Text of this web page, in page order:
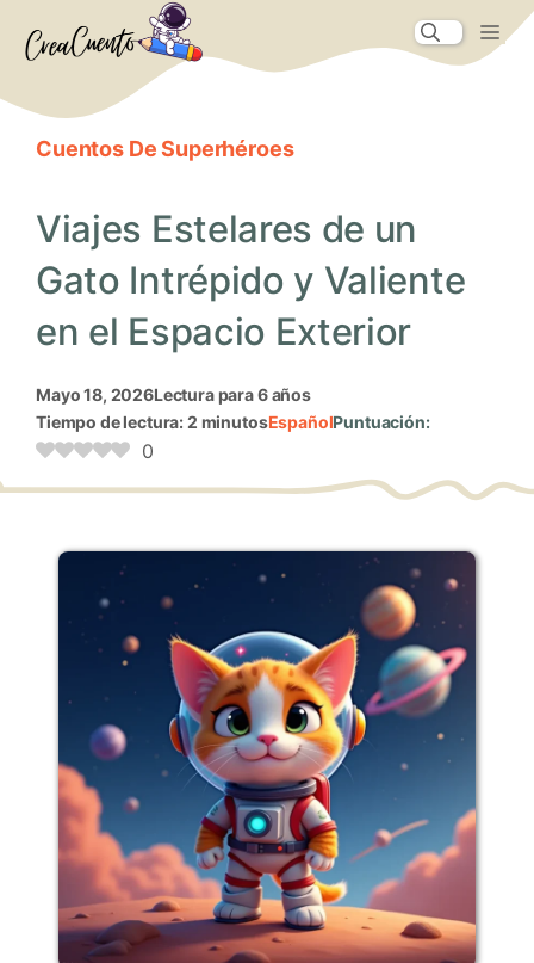
Cuentos De Superhéroes
Viajes Estelares de un
Gato Intrépido y Valiente
en el Espacio Exterior
mayo 18, 2026Lectura para 6 años
Tiempo de lectura: 2 minutosEspañolPuntuación:
0